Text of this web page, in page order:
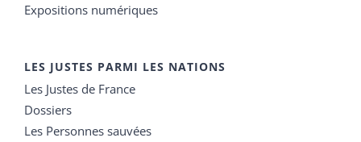
Expositions numériques
LES JUSTES PARMI LES NATIONS
Les Justes de France
Dossiers
Les Personnes sauvées